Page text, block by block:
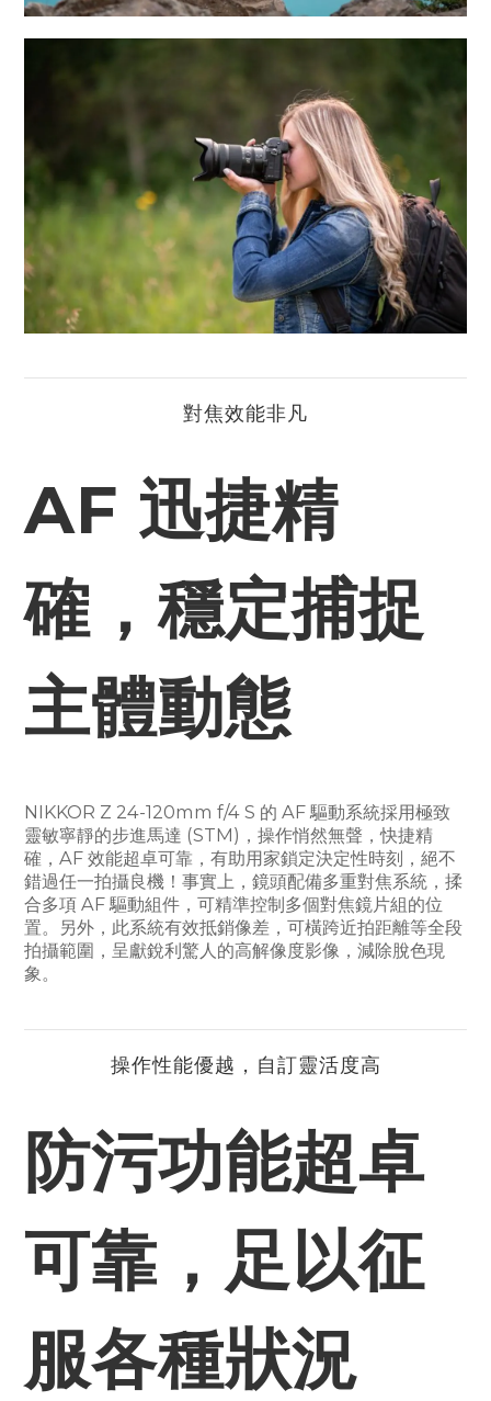
對焦效能非凡
AF 迅捷精
確，穩定捕捉
主體動態
NIKKOR Z 24-120mm f/4 S 的 AF 驅動系統採用極致
靈敏寧靜的步進馬達 (STM)，操作悄然無聲，快捷精
確，AF 效能超卓可靠，有助用家鎖定決定性時刻，絕不
錯過任一拍攝良機！事實上，鏡頭配備多重對焦系統，揉
合多項 AF 驅動組件，可精準控制多個對焦鏡片組的位
置。另外，此系統有效抵銷像差，可橫跨近拍距離等全段
拍攝範圍，呈獻銳利驚人的高解像度影像，減除脫色現
象。
操作性能優越，自訂靈活度高
防污功能超卓
可靠，足以征
服各種狀況